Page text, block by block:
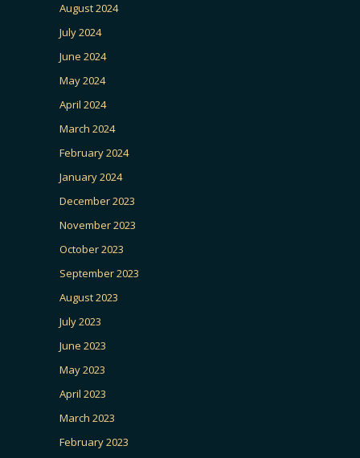
August 2024
July 2024
June 2024
May 2024
April 2024
March 2024
February 2024
January 2024
December 2023
November 2023
October 2023
September 2023
August 2023
July 2023
June 2023
May 2023
April 2023
March 2023
February 2023